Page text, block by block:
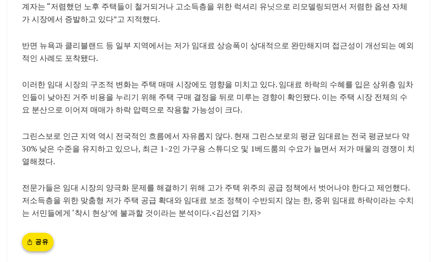
계자는 “저렴했던 노후 주택들이 철거되거나 고소득층을 위한 럭셔리 유닛으로 리모델링되면서 저렴한 옵션 자체
가 시장에서 증발하고 있다”고 지적했다.
반면 뉴욕과 클리블랜드 등 일부 지역에서는 저가 임대료 상승폭이 상대적으로 완만해지며 접근성이 개선되는 예외
적인 사례도 포착됐다.
이러한 임대 시장의 구조적 변화는 주택 매매 시장에도 영향을 미치고 있다. 임대료 하락의 수혜를 입은 상위층 임차
인들이 낮아진 거주 비용을 누리기 위해 주택 구매 결정을 뒤로 미루는 경향이 확인됐다. 이는 주택 시장 전체의 수
요 분산으로 이어져 매매가 하락 압력으로 작용할 가능성이 크다.
그린스보로 인근 지역 역시 전국적인 흐름에서 자유롭지 않다. 현재 그린스보로의 평균 임대료는 전국 평균보다 약
30% 낮은 수준을 유지하고 있으나, 최근 1~2인 가구용 스튜디오 및 1베드룸의 수요가 늘면서 저가 매물의 경쟁이 치
열해졌다.
전문가들은 임대 시장의 양극화 문제를 해결하기 위해 고가 주택 위주의 공급 정책에서 벗어나야 한다고 제언했다.
저소득층을 위한 맞춤형 저가 주택 공급 확대와 임대료 보조 정책이 수반되지 않는 한, 중위 임대료 하락이라는 수치
는 서민들에게 ‘착시 현상’에 불과할 것이라는 분석이다.<김선엽 기자>
공유